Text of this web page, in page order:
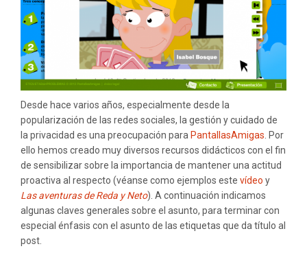
LAS
REDES
SOCIALES,
UN
RIESGO
PARA
PRIVACIDAD
Y
LA
CONVIVENCIA
Desde hace varios años, especialmente desde la
popularización de las redes sociales, la gestión y cuidado de
la privacidad es una preocupación para PantallasAmigas. Por
ello hemos creado muy diversos recursos didácticos con el fin
de sensibilizar sobre la importancia de mantener una actitud
proactiva al respecto (véanse como ejemplos este vídeo y
Las aventuras de Reda y Neto). A continuación indicamos
algunas claves generales sobre el asunto, para terminar con
especial énfasis con el asunto de las etiquetas que da título al
post.